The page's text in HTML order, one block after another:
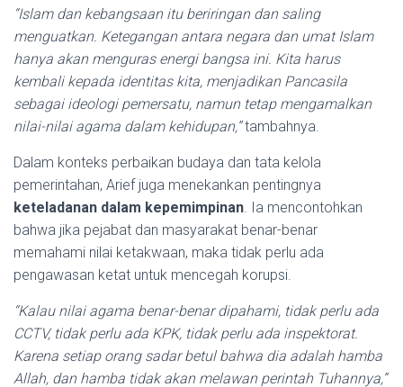
“Islam dan kebangsaan itu beriringan dan saling
menguatkan. Ketegangan antara negara dan umat Islam
hanya akan menguras energi bangsa ini. Kita harus
kembali kepada identitas kita, menjadikan Pancasila
sebagai ideologi pemersatu, namun tetap mengamalkan
nilai-nilai agama dalam kehidupan,”tambahnya.
Dalam konteks perbaikan budaya dan tata kelola
pemerintahan, Arief juga menekankan pentingnya
keteladanan dalam kepemimpinan . Ia mencontohkan
bahwa jika pejabat dan masyarakat benar-benar
memahami nilai ketakwaan, maka tidak perlu ada
pengawasan ketat untuk mencegah korupsi.
“Kalau nilai agama benar-benar dipahami, tidak perlu ada
CCTV, tidak perlu ada KPK, tidak perlu ada inspektorat.
Karena setiap orang sadar betul bahwa dia adalah hamba
Allah, dan hamba tidak akan melawan perintah Tuhannya,”